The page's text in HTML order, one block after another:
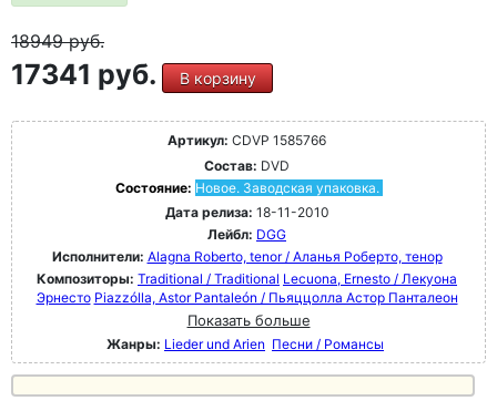
18949руб.
17341 руб. В корзину
Артикул: CDVP 1585766
Состав: DVD
Состояние: Новое. Заводская упаковка.
Дата релиза: 18-11-2010
Лейбл: DGG
Исполнители: Alagna Roberto, tenor / Аланья Роберто, тенор
Композиторы: Traditional / Traditional Lecuona, Ernesto / Лекуона
Эрнесто Piazzólla, Astor Pantaleón / Пьяццолла Астор Панталеон
Показать больше
Жанры: Lieder und Arien Песни / Романсы